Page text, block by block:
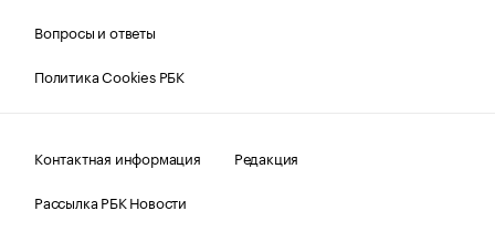
Вопросы и ответы
Политика Cookies РБК
Контактная информация
Редакция
Рассылка РБК Новости